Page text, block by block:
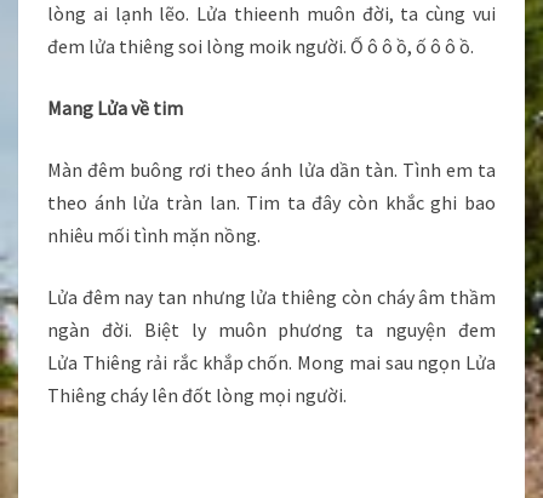
lòng ai lạnh lẽo. Lửa thieenh muôn đời, ta cùng vui
đem lửa thiêng soi lòng moik người. Ố ô ô ồ, ố ô ô ồ.
Mang Lửa về tim
Màn đêm buông rơi theo ánh lửa dần tàn. Tình em ta
theo ánh lửa tràn lan. Tim ta đây còn khắc ghi bao
nhiêu mối tình mặn nồng.
Lửa đêm nay tan nhưng lửa thiêng còn cháy âm thầm
ngàn đời. Biệt ly muôn phương ta nguyện đem
Lửa Thiêng rải rắc khắp chốn. Mong mai sau ngọn Lửa
Thiêng cháy lên đốt lòng mọi người.